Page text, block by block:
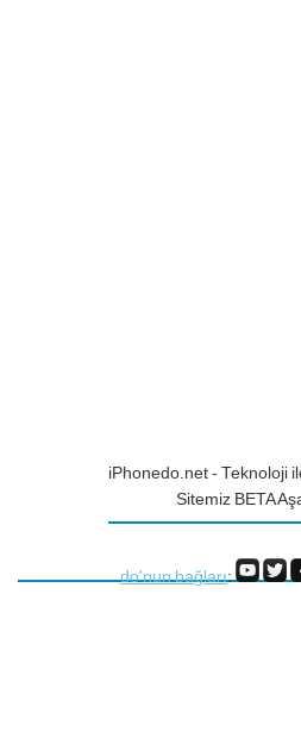
iPhonedo.net - Teknoloji
Sitemiz BETA
do'nun bağları: